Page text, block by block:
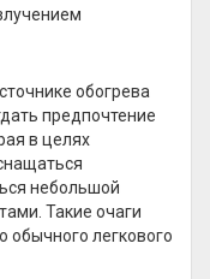
обогрева
предпочтение
в целях
небольшой
Такие очаги
легкового